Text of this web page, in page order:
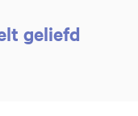
geliefd